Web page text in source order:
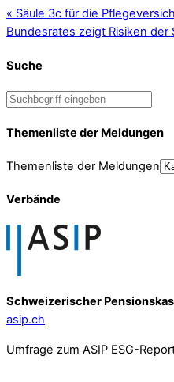
« Säule 3c für die
Bundesrates zeigt Risiken der
Suche
Themenliste der Meldungen
Themenliste der Meldungen
Verbände
Schweizerischer
asip.ch
Umfrage zum ASIP ESG-